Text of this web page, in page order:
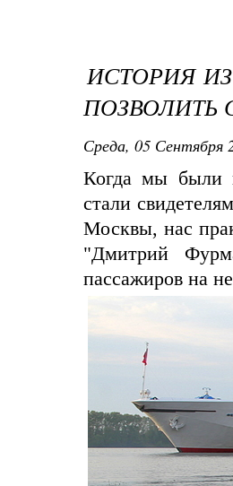
ИСТОРИЯ
ПОЗВОЛИТЬ
Среда, 05 Сентября
Когда мы были
стали
Москвы, нас
"Дмитрий
пассажиров на